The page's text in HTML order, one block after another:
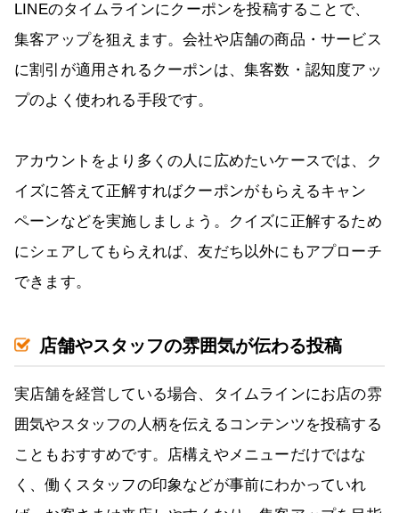
LINEのタイムラインにクーポンを投稿することで、
集客アップを狙えます。会社や店舗の商品・サービス
に割引が適用されるクーポンは、集客数・認知度アッ
プのよく使われる手段です。
アカウントをより多くの人に広めたいケースでは、ク
イズに答えて正解すればクーポンがもらえるキャン
ペーンなどを実施しましょう。クイズに正解するため
にシェアしてもらえれば、友だち以外にもアプローチ
できます。
店舗やスタッフの雰囲気が伝わる投稿
実店舗を経営している場合、タイムラインにお店の雰
囲気やスタッフの人柄を伝えるコンテンツを投稿する
こともおすすめです。店構えやメニューだけではな
く、働くスタッフの印象などが事前にわかっていれ